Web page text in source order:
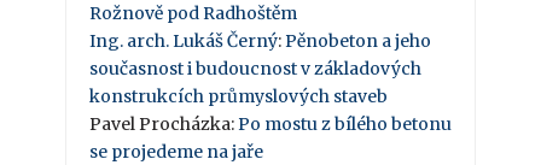
Rožnově pod Radhoštěm
Ing. arch. Lukáš Černý:Pěnobeton a jeho
současnost i budoucnost v základových
konstrukcích průmyslových staveb
Pavel Procházka:Po mostu z bílého betonu
se projedeme na jaře